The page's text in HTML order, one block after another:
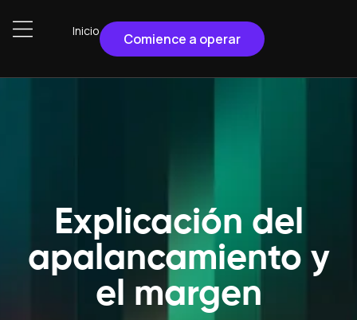
Inicio Comience a operar
Explicación del
apalancamiento y
el margen